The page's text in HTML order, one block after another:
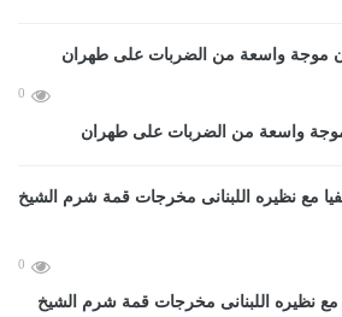
0
واسعة من الضربات على طهران
0
مع نظيره اللبنانى مخرجات قمة شرم الشيخ